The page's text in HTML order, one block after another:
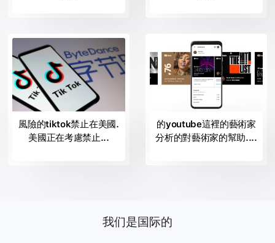
他许多人。
音乐录riconsce在这些eccezze音乐他们所有的无可争议的成功，并
提供他们作为一个最终的参照所有艺术家想要的出现，依赖的经
验，我们的项目，创造了使更多的访问世界的商品和全球认识。
br/> 所取得的进展在音乐领域的课程期间的年来，已恢复活力的标
签记录的声音记录。 我们的主要目标是确保所有的艺术家都是雄心
勃勃的机会开始一个有前途的职业生涯，通过所有我们知道如何在
分配，赞助和货币化的歌曲，并发表作品。
进赢得等待正式启动。 如果音乐让你感觉活着，希望她成为更多的
風險的tiktok禁止在美國.
美國正在考慮禁止...
的youtube這裡的藝術家
分析的對藝術家的幫助....
我们是国际的